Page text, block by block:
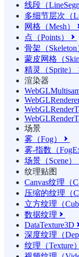
线段（
多细节层次（
网格（Mesh）
点（Points） 
骨架（Skeleton
蒙皮网格（
精灵（Sprite）
渲染器
场景
雾（Fog）

雾-指数（
场景（Scene）
纹理贴图
Canvas纹理（
压缩的纹理（
立方纹理（
数据纹理 
DataTexture3D
深度纹理（
纹理（Texture）